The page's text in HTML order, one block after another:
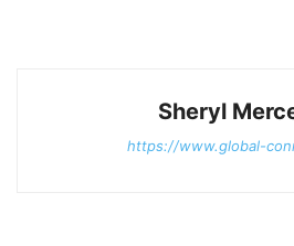
Sheryl
https://www.global-